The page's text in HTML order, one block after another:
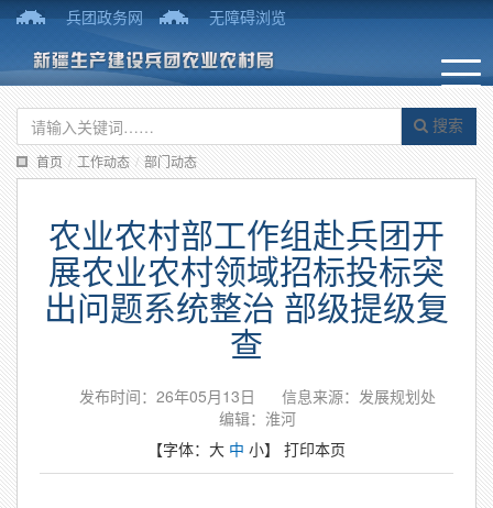
兵团政务网 无障碍浏览
搜索
首页 / 工作动态 / 部门动态
农业农村部工作组赴兵团开
展农业农村领域招标投标突
出问题系统整治 部级提级复
查
发布时间：26年05月13日
信息来源：发展规划处
编辑：淮河
【字体： 大 中 小】 打印本页